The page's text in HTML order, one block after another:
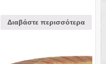
Διαβάστε περισσότερα